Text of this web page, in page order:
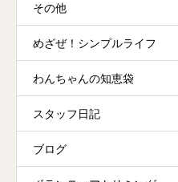
その他
めざぜ！シンプルライフ
わんちゃんの知恵袋
スタッフ日記
ブログ